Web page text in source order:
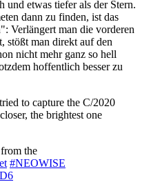
und etwas tiefer als der Stern.
dann zu finden, ist das
Verlängert man die vorderen
stößt man direkt auf den
nicht mehr ganz so hell
hoffentlich besser zu
to capture the C/2020
the brightest one
the
#NEOWISE